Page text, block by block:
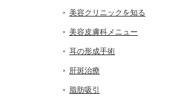
美容クリニックを知る
美容皮膚科メニュー
耳の形成手術
肝斑治療
脂肪吸引